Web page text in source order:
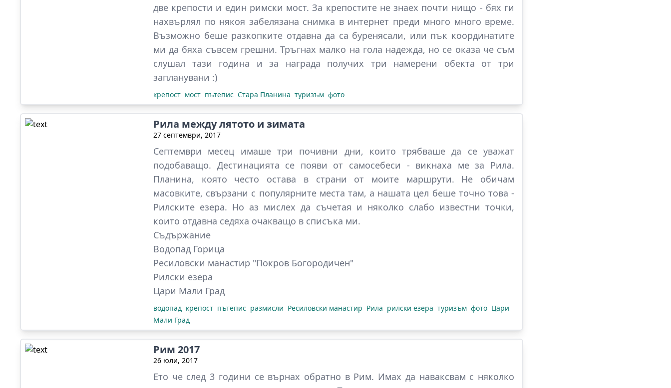
две крепости и един римски мост. За крепостите не знаех почти нищо - бях ги
нахвърлял по някоя забелязана снимка в интернет преди много много време.
Възможно беше разкопките отдавна да са буренясали, или пък координатите
ми да бяха съвсем грешни. Тръгнах малко на гола надежда, но се оказа че съм
слушал тази година и за награда получих три намерени обекта от три
запланувани :)
крепост мост пътепис Стара Планина туризъм фото
Рила между лятото и зимата
27 септември, 2017
Септември месец имаше три почивни дни, които трябваше да се уважат
подобаващо. Дестинацията се появи от самосебеси - викнаха ме за Рила.
Планина, която често остава в страни от моите маршрути. Не обичам
масовките, свързани с популярните места там, а нашата цел беше точно това -
Рилските езера. Но аз мислех да съчетая и няколко слабо известни точки,
които отдавна седяха очакващо в списъка ми.
Съдържание
Водопад Горица
Ресиловски манастир "Покров Богородичен"
Рилски езера
Цари Мали Град
водопад крепост пътепис размисли Ресиловски манастир Рила рилски езера туризъм фото Цари
Мали Град
Рим 2017
26 юли, 2017
Ето че след 3 години се върнах обратно в Рим. Имах да наваксвам с няколко